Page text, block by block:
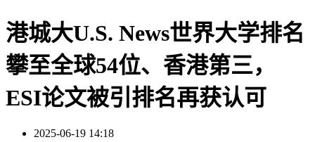
港城大U.S. News世界大学排名
攀至全球54位、香港第三，
ESI论文被引排名再获认可
2025-06-19 14:18